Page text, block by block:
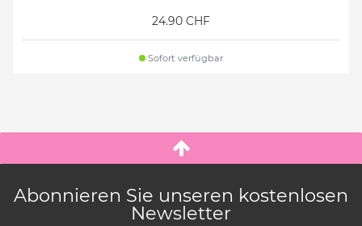
24.90 CHF
Sofort verfügbar
Abonnieren Sie unseren kostenlosen
Newsletter